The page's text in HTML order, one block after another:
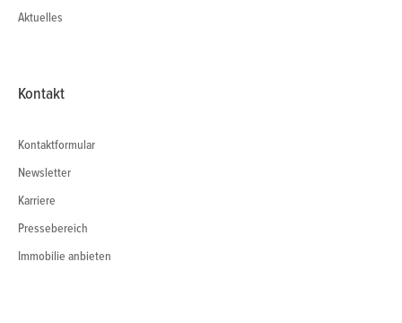
Aktuelles
Kontakt
Kontaktformular
Newsletter
Karriere
Pressebereich
Immobilie anbieten